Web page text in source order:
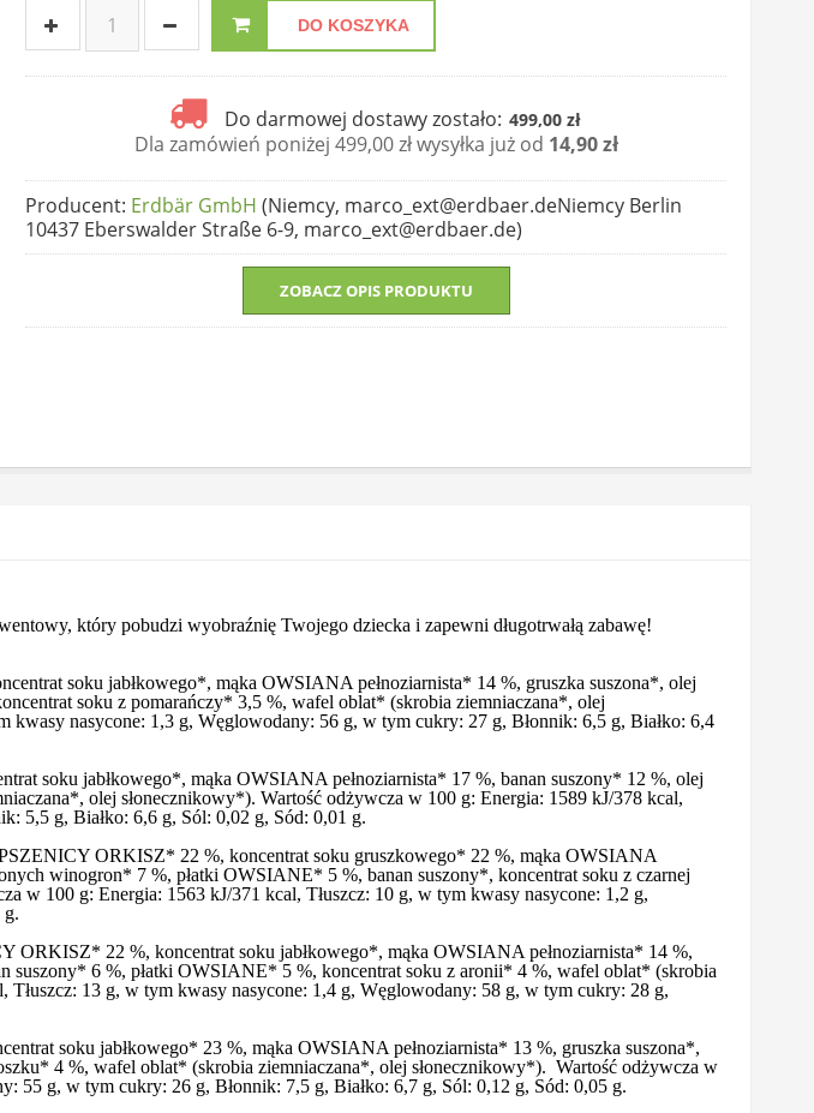
DO KOSZYKA
Do darmowej dostawy zostało: 499,00 zł
Dla zamówień poniżej 499,00 zł wysyłka już od 14,90 zł
Producent: Erdbär GmbH (Niemcy, marco_ext@erdbaer.deNiemcy Berlin
10437 Eberswalder Straße 6-9, marco_ext@erdbaer.de)
ZOBACZ OPIS PRODUKTU
który pobudzi wyobraźnię Twojego dziecka i zapewni długotrwałą zabawę!
soku jabłkowego*, mąka OWSIANA pełnoziarnista* 14 %, gruszka suszona*, olej
soku z pomarańczy* 3,5 %, wafel oblat* (skrobia ziemniaczana*, olej
nasycone: 1,3 g, Węglowodany: 56 g, w tym cukry: 27 g, Błonnik: 6,5 g, Białko: 6,4
soku jabłkowego*, mąka OWSIANA pełnoziarnista* 17 %, banan suszony* 12 %, olej
olej słonecznikowy*). Wartość odżywcza w 100 g: Energia: 1589 kJ/378 kcal,
5,5 g, Białko: 6,6 g, Sól: 0,02 g, Sód: 0,01 g.
ORKISZ* 22 %, koncentrat soku gruszkowego* 22 %, mąka OWSIANA
winogron* 7 %, płatki OWSIANE* 5 %, banan suszony*, koncentrat soku z czarnej
w 100 g: Energia: 1563 kJ/371 kcal, Tłuszcz: 10 g, w tym kwasy nasycone: 1,2 g,
g.
ORKISZ* 22 %, koncentrat soku jabłkowego*, mąka OWSIANA pełnoziarnista* 14 %,
suszony* 6 %, płatki OWSIANE* 5 %, koncentrat soku z aronii* 4 %, wafel oblat* (skrobia
13 g, w tym kwasy nasycone: 1,4 g, Węglowodany: 58 g, w tym cukry: 28 g,
soku jabłkowego* 23 %, mąka OWSIANA pełnoziarnista* 13 %, gruszka suszona*,
4 %, wafel oblat* (skrobia ziemniaczana*, olej słonecznikowy*). Wartość odżywcza w
55 g, w tym cukry: 26 g, Błonnik: 7,5 g, Białko: 6,7 g, Sól: 0,12 g, Sód: 0,05 g.